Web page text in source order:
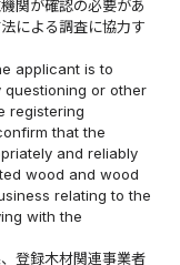
関が確認の必要があ
による調査に協力す
applicant is to
or other
registering
that the
and reliably
wood and wood
relating to the
with the
登録木材関連事業者